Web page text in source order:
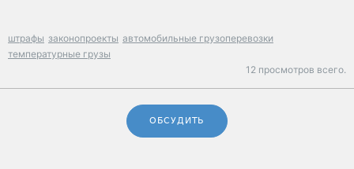
штрафы законопроекты автомобильные грузоперевозки
температурные грузы
12 просмотров всего.
ОБСУДИТЬ